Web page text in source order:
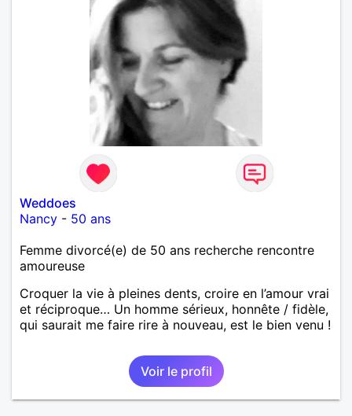
Weddoes
Nancy - 50 ans
Femme divorcé(e) de 50 ans recherche rencontre
amoureuse
Croquer la vie à pleines dents, croire en l’amour vrai
et réciproque… Un homme sérieux, honnête / fidèle,
qui saurait me faire rire à nouveau, est le bien venu !
Voir le profil